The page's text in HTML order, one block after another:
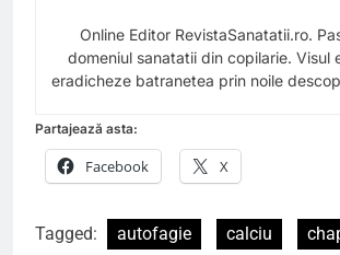
Online Editor RevistaSanatatii.ro.
domeniul sanatatii din copilarie. Visul
eradicheze batranetea prin noile
Partajează asta:
Facebook X
Tagged: autofagie calciu